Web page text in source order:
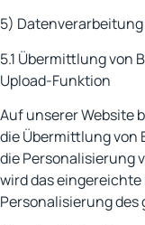
5)
5.1 Übermittlung von
Upload-Funktion
Auf unserer Website
die Übermittlung von
die Personalisierung
wird das
Personalisierung